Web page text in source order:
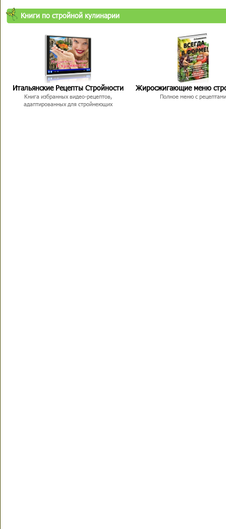
Книги по стройной кулинарии
Итальянские Рецепты Стройности
Книга избранных видео-рецептов,
адаптированных для стройнеющих
Жиросжигающие меню
Полное меню с рецептами